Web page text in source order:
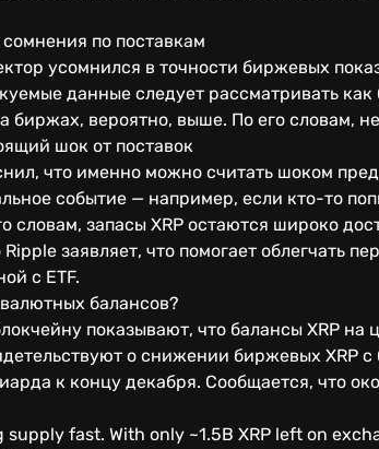
по поставкам
усомнился в точности биржевых
данные следует рассматривать
биржах, вероятно, выше. По его словам,
шок от поставок
что именно можно считать шоком
событие — например, если кто-то
словам, запасы XRP остаются широко
заявляет, что помогает облегчать
с ETF.
балансов?
показывают, что балансы XRP
о снижении биржевых XRP с
к концу декабря. Сообщается, что
supply fast. With only ~1.5B XRP left on